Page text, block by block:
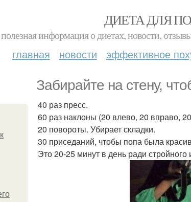
ДИЕТА ДЛЯ
полезная информация о диетах, новости,
главная новости эффективное
Забирайте на стену,
40 раз пресс.
60 раз наклоны (20 влево, 20 вправо,
20 повороты. Убирает складки.
30 приседаний, чтобы попа была
Это 20-25 минут в день ради стройного